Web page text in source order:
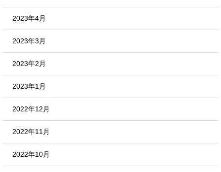
2023年4月
2023年3月
2023年2月
2023年1月
2022年12月
2022年11月
2022年10月